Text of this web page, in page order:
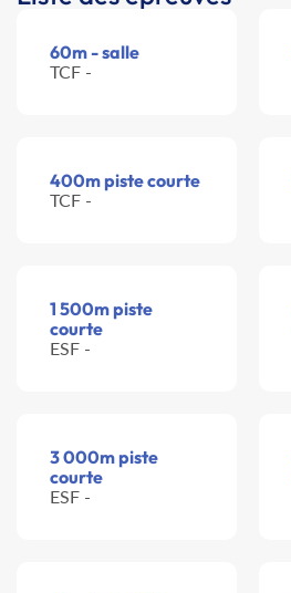
60m - salle
TCF -
400m piste courte
TCF -
1 500m piste
courte
ESF -
3 000m piste
courte
ESF -